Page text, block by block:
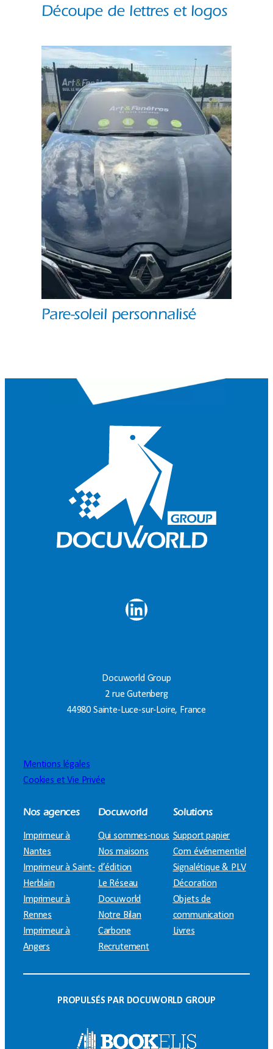
Découpe de lettres et logos
Pare-soleil personnalisé
LinkedIn
Docuworld Group
2 rue Gutenberg
44980 Sainte-Luce-sur-Loire, France
Mentions légales
Cookies et Vie Privée
Nos agences
Imprimeur à
Nantes
Imprimeur à Saint-
Herblain
Imprimeur à
Rennes
Imprimeur à
Angers
Docuworld
Qui sommes-nous
Nos maisons
d’édition
Le Réseau
Docuworld
Notre Bilan
Carbone
Recrutement
Solutions
Support papier
Com événementiel
Signalétique & PLV
Décoration
Objets de
communication
Livres
PROPULSÉS PAR DOCUWORLD GROUP